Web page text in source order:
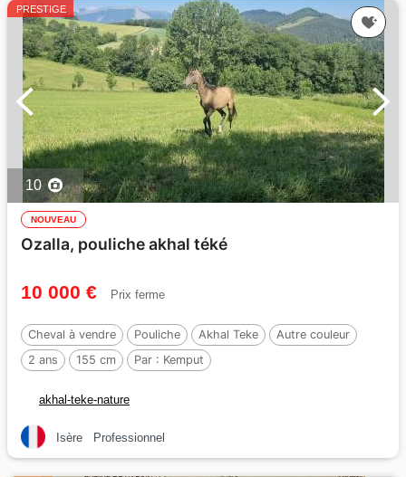
PRESTIGE
10
NOUVEAU
Ozalla, pouliche akhal téké
10 000 € Prix ferme
Cheval à vendre Pouliche Akhal Teke
Autre couleur
2 ans
155 cm Par : Kemput
akhal-teke-nature
Isère Professionnel